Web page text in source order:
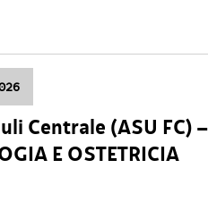
Centrale (ASU FC) –
E OSTETRICIA